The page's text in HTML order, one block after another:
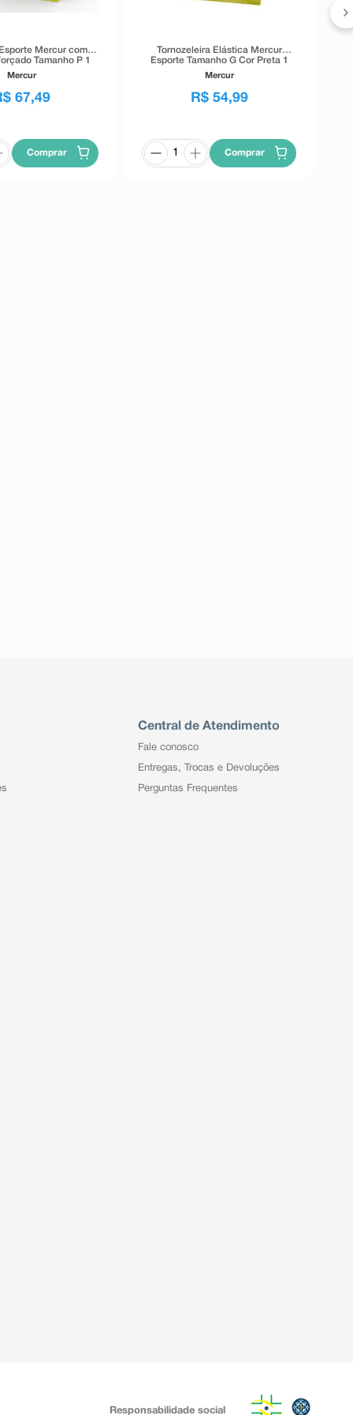
Mercur com
Tamanho P 1
Unidade
Mercur
67,49
Comprar
Tornozeleira Elástica Mercur
Esporte Tamanho G Cor Preta 1
Unidade
Mercur
R$ 54,99
Comprar
Central de Atendimento
Fale conosco
Entregas, Trocas e Devoluções
Perguntas Frequentes
Responsabilidade social